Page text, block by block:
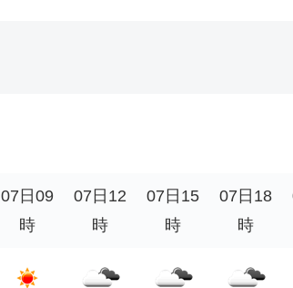
07日09
時
07日12
時
07日15
時
07日18
時